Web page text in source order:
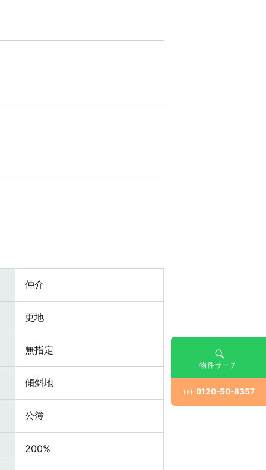
仲介
更地
無指定
傾斜地
公簿
200%
物件サーチ
TEL:0120-50-8357